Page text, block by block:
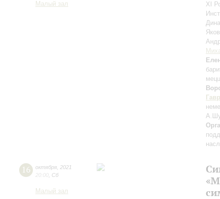
Малый зал
XI
16 октября 2021
20:00 Сб
Малый зал